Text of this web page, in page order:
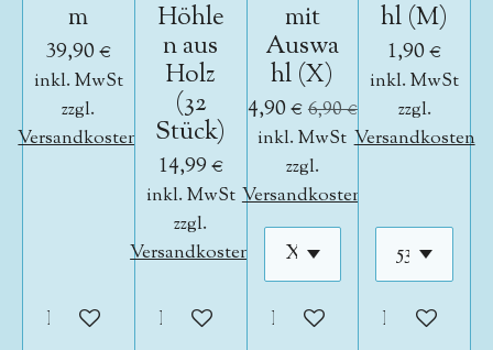
m
39,90 €
inkl. MwSt
zzgl.
Versandkosten
In den Warenkorb
Höhle
n aus
Holz
(32
Stück)
14,99 €
inkl. MwSt
zzgl.
Versandkosten
In den Warenkorb
mit
Auswa
hl (X)
4,90 € 6,90 €
inkl. MwSt
zzgl.
Versandkosten
In den Warenkorb
hl (M)
1,90 €
inkl. MwSt
zzgl.
Versandkosten
In den